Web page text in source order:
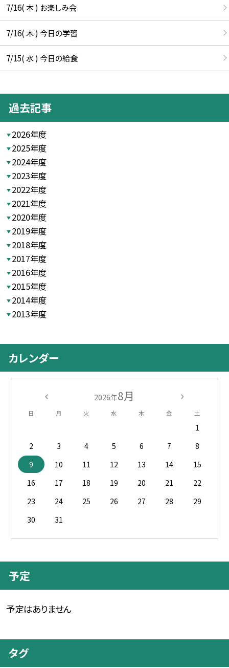
7/16( 木 ) お楽しみ会
7/16( 木 ) 今日の学習
7/15( 水 ) 今日の給食
過去記事
2026年度
2025年度
2024年度
2023年度
2022年度
2021年度
2020年度
2019年度
2018年度
2017年度
2016年度
2015年度
2014年度
2013年度
カレンダー
2026年8月
日 月 火 水 木 金 土
1
2
3 4 5 6 7
8
9
10 11 12 13 14
15
16
17 18 19 20 21
22
23
24 25 26 27 28
29
30
31
予定
予定はありません
タグ